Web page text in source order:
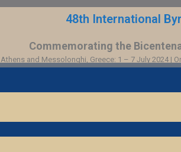
48th International
Commemorating the
Athens and Messolonghi, Greece: 1 – 7 July 2024 |